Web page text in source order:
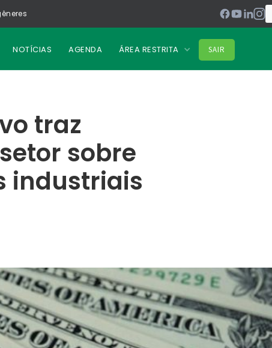
NOTÍCIAS AGENDA ÁREA RESTRITA SAIR
traz
sobre
industriais